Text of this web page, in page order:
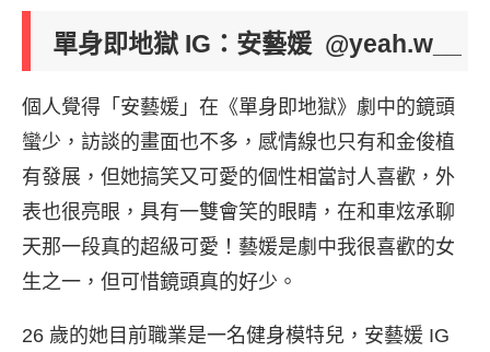
單身即地獄 IG：安藝媛 @yeah.w__
個人覺得「安藝媛」在《單身即地獄》劇中的鏡頭
蠻少，訪談的畫面也不多，感情線也只有和金俊植
有發展，但她搞笑又可愛的個性相當討人喜歡，外
表也很亮眼，具有一雙會笑的眼睛，在和車炫承聊
天那一段真的超級可愛！藝媛是劇中我很喜歡的女
生之一，但可惜鏡頭真的好少。
26 歲的她目前職業是一名健身模特兒，安藝媛 IG